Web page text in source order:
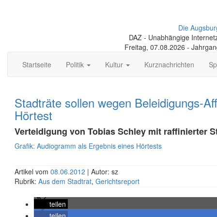
Die
DAZ - Unabhängige
Freitag, 07.08.2026 -
Startseite
Politik Kultur Kurznachrichten
Stadträte sollen wegen Beleidigungs-
Hörtest
Verteidigung von Tobias Schley mit raffinierter
Grafik: Audiogramm als Ergebnis eines Hörtests
Artikel vom 08.06.2012 | Autor: sz
Rubrik: Aus dem Stadtrat, Gerichtsreport
teilen